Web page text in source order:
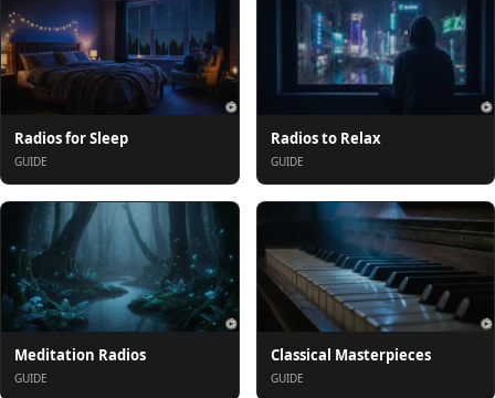
Radios for Sleep
GUIDE
Radios to Relax
GUIDE
Meditation Radios
GUIDE
Classical Masterpieces
GUIDE